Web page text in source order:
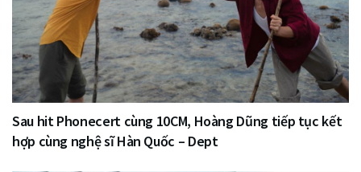
Sau hit Phonecert cùng 10CM, Hoàng Dũng tiếp tục kết
hợp cùng nghệ sĩ Hàn Quốc – Dept